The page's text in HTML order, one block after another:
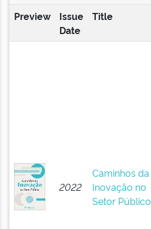
Preview
Issue
Date
Title
2022
Caminhos da
Inovação no
Setor Público